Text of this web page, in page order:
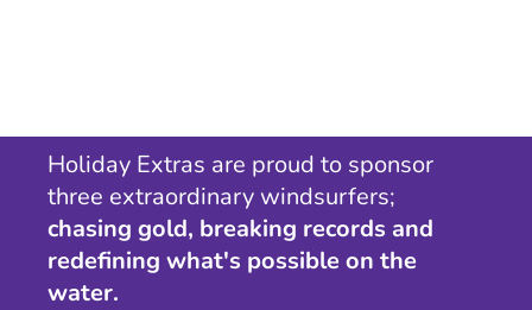
Holiday Extras are proud to sponsor
three extraordinary windsurfers;
chasing gold, breaking records and
redefining what's possible on the
water.